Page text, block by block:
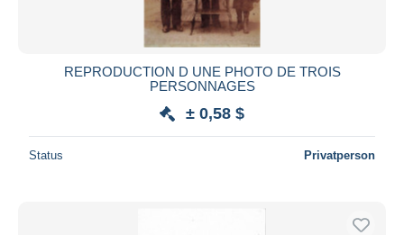
REPRODUCTION D UNE PHOTO DE TROIS
PERSONNAGES
± 0,58 $
Status Privatperson